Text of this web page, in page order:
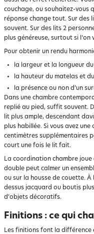
couchage, ou souhaitez-vous
réponse change tout. Sur des
souvent. Sur des lits 2
plus généreuse, surtout si
Pour obtenir un rendu
la largeur et la longueur
la hauteur du matelas et
la présence ou non d’un
Dans une chambre
replié au pied, suffit souvent.
lit plus ample, descendant
plus habillée. Si vous avez
centimètres supplémentaires
court une fois le lit fait.
La coordination chambre joue
double peut calmer un
ou sur la housse de couette. À
dessus jacquard ou boutis
d’objets décoratifs.
Finitions : ce qui
Les finitions font la différence